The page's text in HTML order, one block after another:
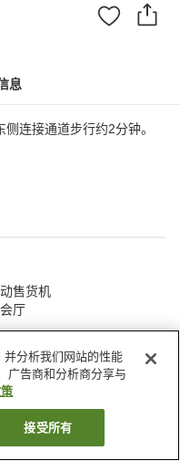
息
连接通道步行约2分钟。
售货机
厅
駅前ART酒店
分析我们网站的性能
广告商和分析商分享与
接受所有